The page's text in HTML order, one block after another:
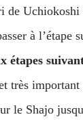
de Uchiokoshi
à l’étape
étapes
très
le Shajo